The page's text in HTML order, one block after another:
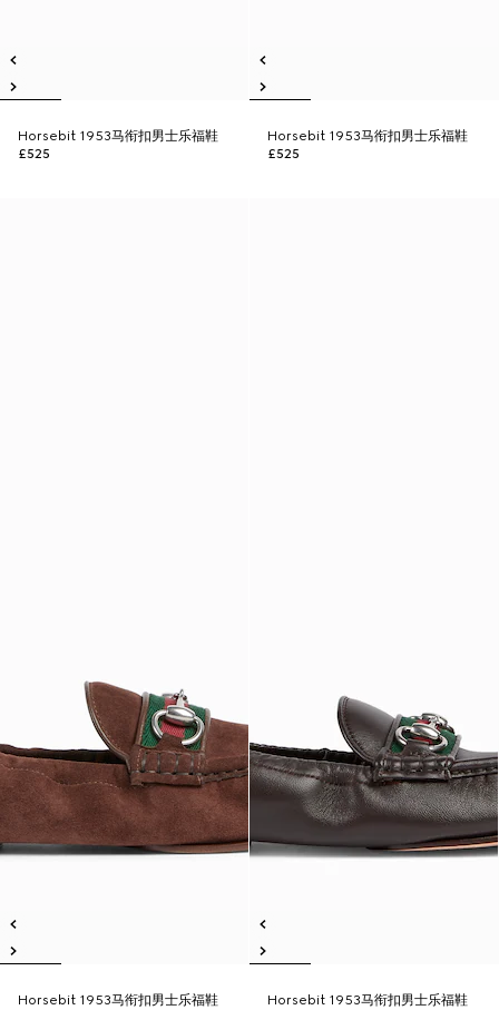
Horsebit 1953马衔扣男士乐福鞋
£525
Horsebit 1953马衔扣男士乐福鞋
£525
Horsebit 1953马衔扣男士乐福鞋
Horsebit 1953马衔扣男士乐福鞋